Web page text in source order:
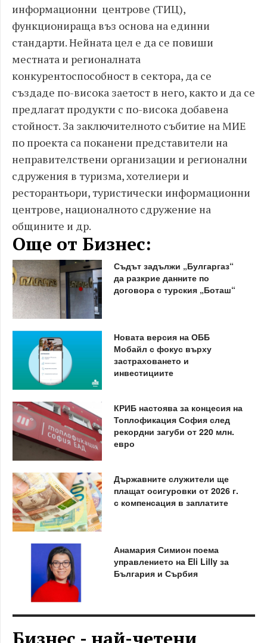
информационни центрове (ТИЦ),
функционираща въз основа на единни
стандарти. Нейната цел е да се повиши
местната и регионалната
конкурентоспособност в сектора, да се
създаде по-висока заетост в него, както и да се
предлагат продукти с по-висока добавена
стойност. За заключителното събитие на МИЕ
по проекта са поканени представители на
неправителствени организации и регионални
сдружения в туризма, хотелиери и
ресторантьори, туристически информационни
центрове, националното сдружение на
общините и др.
Още от Бизнес:
Съдът задължи „Булгаргаз“
да разкрие данните по
договора с турския „Боташ“
Новата версия на ОББ
Мобайл с фокус върху
застраховането и
инвестициите
КРИБ настоява за концесия на
Топлофикация София след
рекордни загуби от 220 млн.
евро
Държавните служители ще
плащат осигуровки от 2026 г.
с компенсация в заплатите
Анамария Симион поема
управлението на Eli Lilly за
България и Сърбия
Бизнес - най-четени